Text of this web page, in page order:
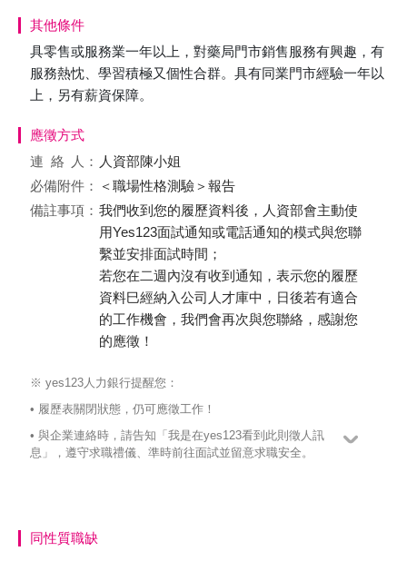
其他條件
具零售或服務業一年以上，對藥局門市銷售服務有興趣，有
服務熱忱、學習積極又個性合群。具有同業門市經驗一年以
上，另有薪資保障。
應徵方式
連絡
人： 人資部陳小姐
必備附件：
＜職場性格測驗＞報告
備註事項： 我們收到您的履歷資料後，人資部會主動使
用Yes123面試通知或電話通知的模式與您聯
繫並安排面試時間；
若您在二週內沒有收到通知，表示您的履歷
資料巳經納入公司人才庫中，日後若有適合
的工作機會，我們會再次與您聯絡，感謝您
的應徵！
※ yes123人力銀行提醒您：
• 履歷表關閉狀態，仍可應徵工作！
• 與企業連絡時，請告知「我是在yes123看到此則徵人訊
息」，遵守求職禮儀、準時前往面試並留意求職安全。
同性質職缺